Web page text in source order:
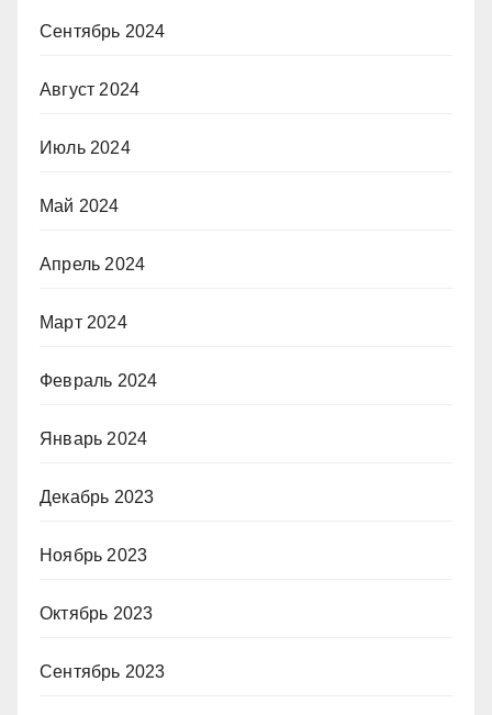
Сентябрь 2024
Август 2024
Июль 2024
Май 2024
Апрель 2024
Март 2024
Февраль 2024
Январь 2024
Декабрь 2023
Ноябрь 2023
Октябрь 2023
Сентябрь 2023